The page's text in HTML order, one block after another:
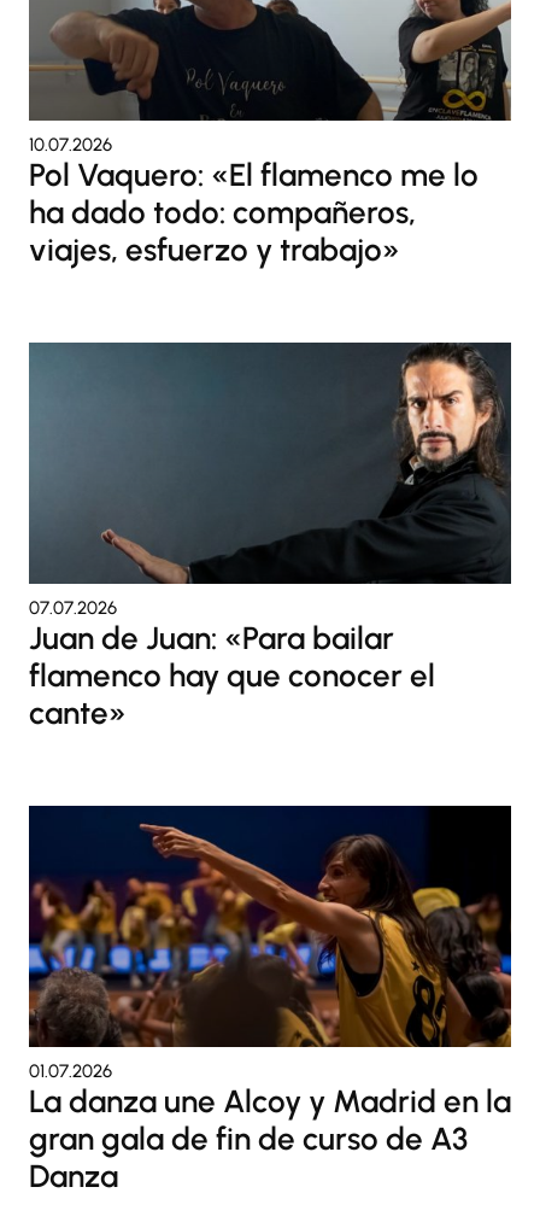
Pol Vaquero: «El flamenco me lo
ha dado todo: compañeros,
viajes, esfuerzo y trabajo»
10.07.2026
Juan de Juan: «Para bailar
flamenco hay que conocer el
cante»
07.07.2026
La danza une Alcoy y Madrid en la
gran gala de fin de curso de A3
Danza
01.07.2026